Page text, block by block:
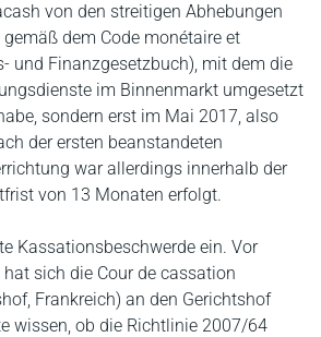
von den streitigen Abhebungen
dem Code monétaire et
und Finanzgesetzbuch), mit dem die
im Binnenmarkt umgesetzt
sondern erst im Mai 2017, also
der ersten beanstandeten
war allerdings innerhalb der
von 13 Monaten erfolgt.
Kassationsbeschwerde ein. Vor
sich die Cour de cassation
Frankreich) an den Gerichtshof
wissen, ob die Richtlinie 2007/64